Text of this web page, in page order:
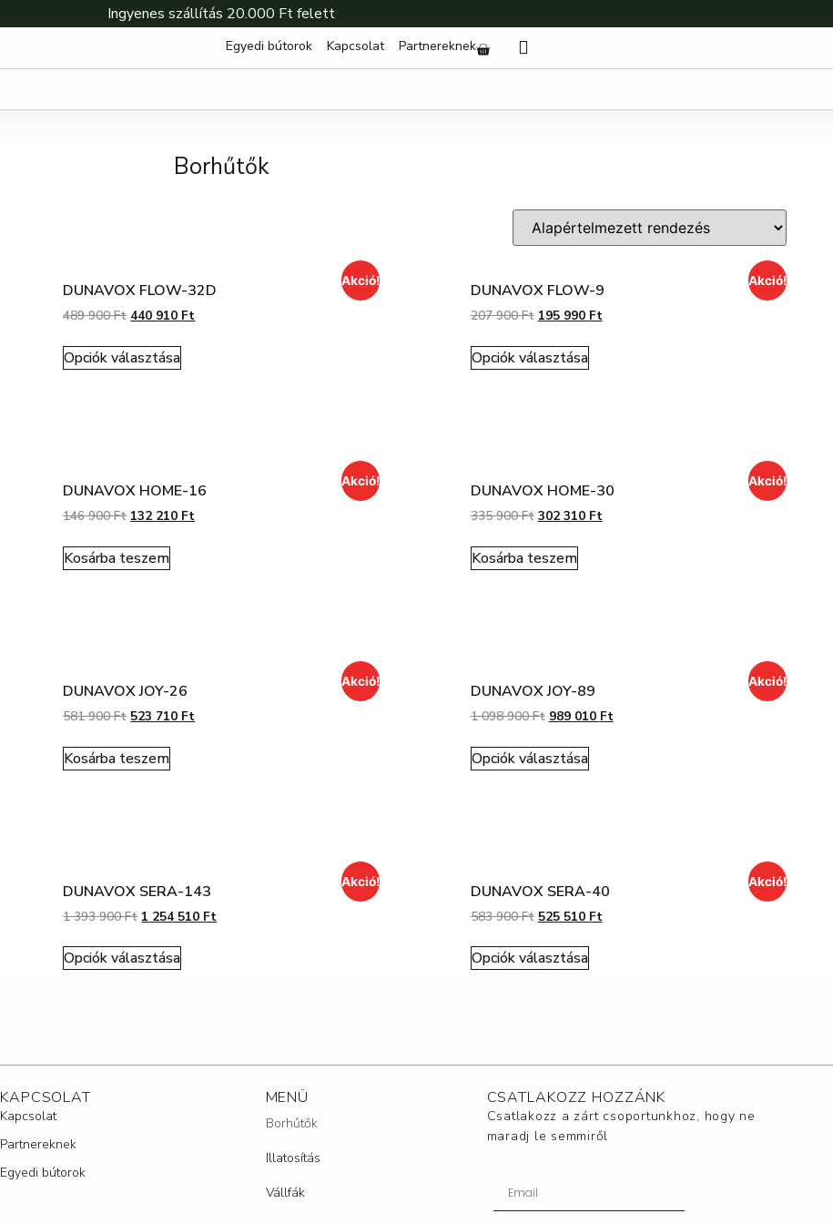
Ingyenes szállítás 20.000 Ft felett
Egyedi bútorok Kapcsolat Partnereknek
Borhűtők
Akció!
DUNAVOX FLOW-32D
489 900Ft 440 910 Ft
Opciók választása
Akció!
DUNAVOX FLOW-9
207 900Ft 195 990 Ft
Opciók választása
Akció!
DUNAVOX HOME-16
146 900Ft 132 210 Ft
Kosárba teszem
Akció!
DUNAVOX HOME-30
335 900Ft 302 310 Ft
Kosárba teszem
Akció!
DUNAVOX JOY-26
581 900Ft 523 710 Ft
Kosárba teszem
Akció!
DUNAVOX JOY-89
1 098 900Ft 989 010 Ft
Opciók választása
Akció!
DUNAVOX SERA-143
1 393 900Ft 1 254 510 Ft
Opciók választása
Akció!
DUNAVOX SERA-40
583 900Ft 525 510 Ft
Opciók választása
KAPCSOLAT
Kapcsolat
Partnereknek
Egyedi bútorok
MENÜ
Borhűtők
Illatosítás
Vállfák
CSATLAKOZZ HOZZÁNK
Csatlakozz a zárt csoportunkhoz, hogy ne
maradj le semmiről